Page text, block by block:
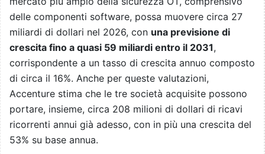
delle componenti software, possa muovere circa 27
miliardi di dollari nel 2026, con una previsione di
crescita fino a quasi 59 miliardi entro il 2031,
corrispondente a un tasso di crescita annuo composto
di circa il 16%. Anche per queste valutazioni,
Accenture stima che le tre società acquisite possono
portare, insieme, circa 208 milioni di dollari di ricavi
ricorrenti annui già adesso, con in più una crescita del
53% su base annua.